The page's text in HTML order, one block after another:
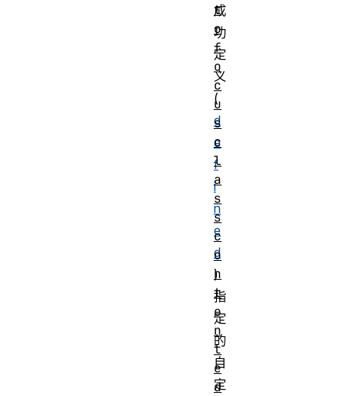
成
功
定
义
(
d
e
f
i
n
e
d
)
指
定
的
自
定
t
o
f
o
c
u
s
c
l
a
s
s
c
o
n
t
e
n
t
e
d